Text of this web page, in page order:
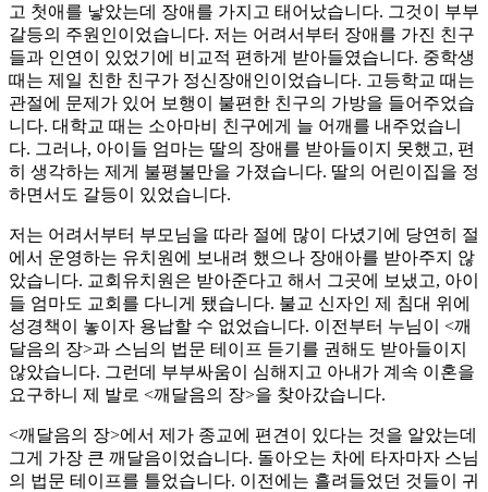
고 첫애를 낳았는데 장애를 가지고 태어났습니다. 그것이 부부
갈등의 주원인이었습니다. 저는 어려서부터 장애를 가진 친구
들과 인연이 있었기에 비교적 편하게 받아들였습니다. 중학생
때는 제일 친한 친구가 정신장애인이었습니다. 고등학교 때는
관절에 문제가 있어 보행이 불편한 친구의 가방을 들어주었습
니다. 대학교 때는 소아마비 친구에게 늘 어깨를 내주었습니
다. 그러나, 아이들 엄마는 딸의 장애를 받아들이지 못했고, 편
히 생각하는 제게 불평불만을 가졌습니다. 딸의 어린이집을 정
하면서도 갈등이 있었습니다.
저는 어려서부터 부모님을 따라 절에 많이 다녔기에 당연히 절
에서 운영하는 유치원에 보내려 했으나 장애아를 받아주지 않
았습니다. 교회유치원은 받아준다고 해서 그곳에 보냈고, 아이
들 엄마도 교회를 다니게 됐습니다. 불교 신자인 제 침대 위에
성경책이 놓이자 용납할 수 없었습니다. 이전부터 누님이 <깨
달음의 장>과 스님의 법문 테이프 듣기를 권해도 받아들이지
않았습니다. 그런데 부부싸움이 심해지고 아내가 계속 이혼을
요구하니 제 발로 <깨달음의 장>을 찾아갔습니다.
<깨달음의 장>에서 제가 종교에 편견이 있다는 것을 알았는데
그게 가장 큰 깨달음이었습니다. 돌아오는 차에 타자마자 스님
의 법문 테이프를 틀었습니다. 이전에는 흘려들었던 것들이 귀